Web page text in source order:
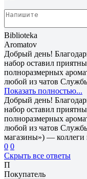
Biblioteka
Aromatov
Добрый день!
набор оставил
полноразмерных
любой из чатов
Показать полностью...
Добрый день!
набор оставил
полноразмерных
любой из чатов
магазины») — коллеги
0 0
Скрыть все ответы
П
Покупатель